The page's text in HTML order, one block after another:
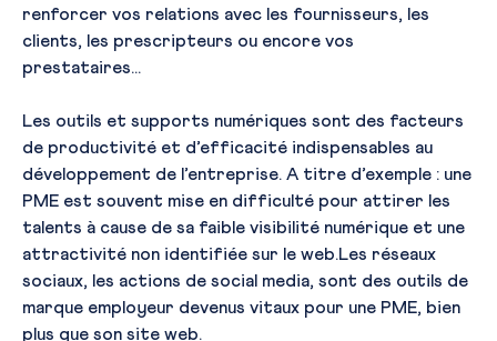
renforcer vos relations avec les fournisseurs, les
clients, les prescripteurs ou encore vos
prestataires…
Les outils et supports numériques sont des facteurs
de productivité et d’efficacité indispensables au
développement de l’entreprise. A titre d’exemple : une
PME est souvent mise en difficulté pour attirer les
talents à cause de sa faible visibilité numérique et une
attractivité non identifiée sur le web.Les réseaux
sociaux, les actions de social media, sont des outils de
marque employeur devenus vitaux pour une PME, bien
plus que son site web.